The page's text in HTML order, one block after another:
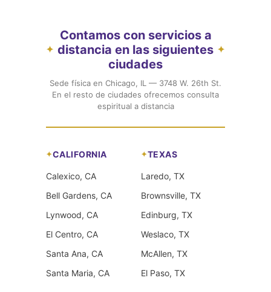
✦
Contamos con servicios a
distancia en las siguientes
ciudades
✦
Sede física en Chicago, IL — 3748 W. 26th St.
En el resto de ciudades ofrecemos consulta
espiritual a distancia
CALIFORNIA
Calexico, CA
Bell Gardens, CA
Lynwood, CA
El Centro, CA
Santa Ana, CA
Santa Maria, CA
TEXAS
Laredo, TX
Brownsville, TX
Edinburg, TX
Weslaco, TX
McAllen, TX
El Paso, TX